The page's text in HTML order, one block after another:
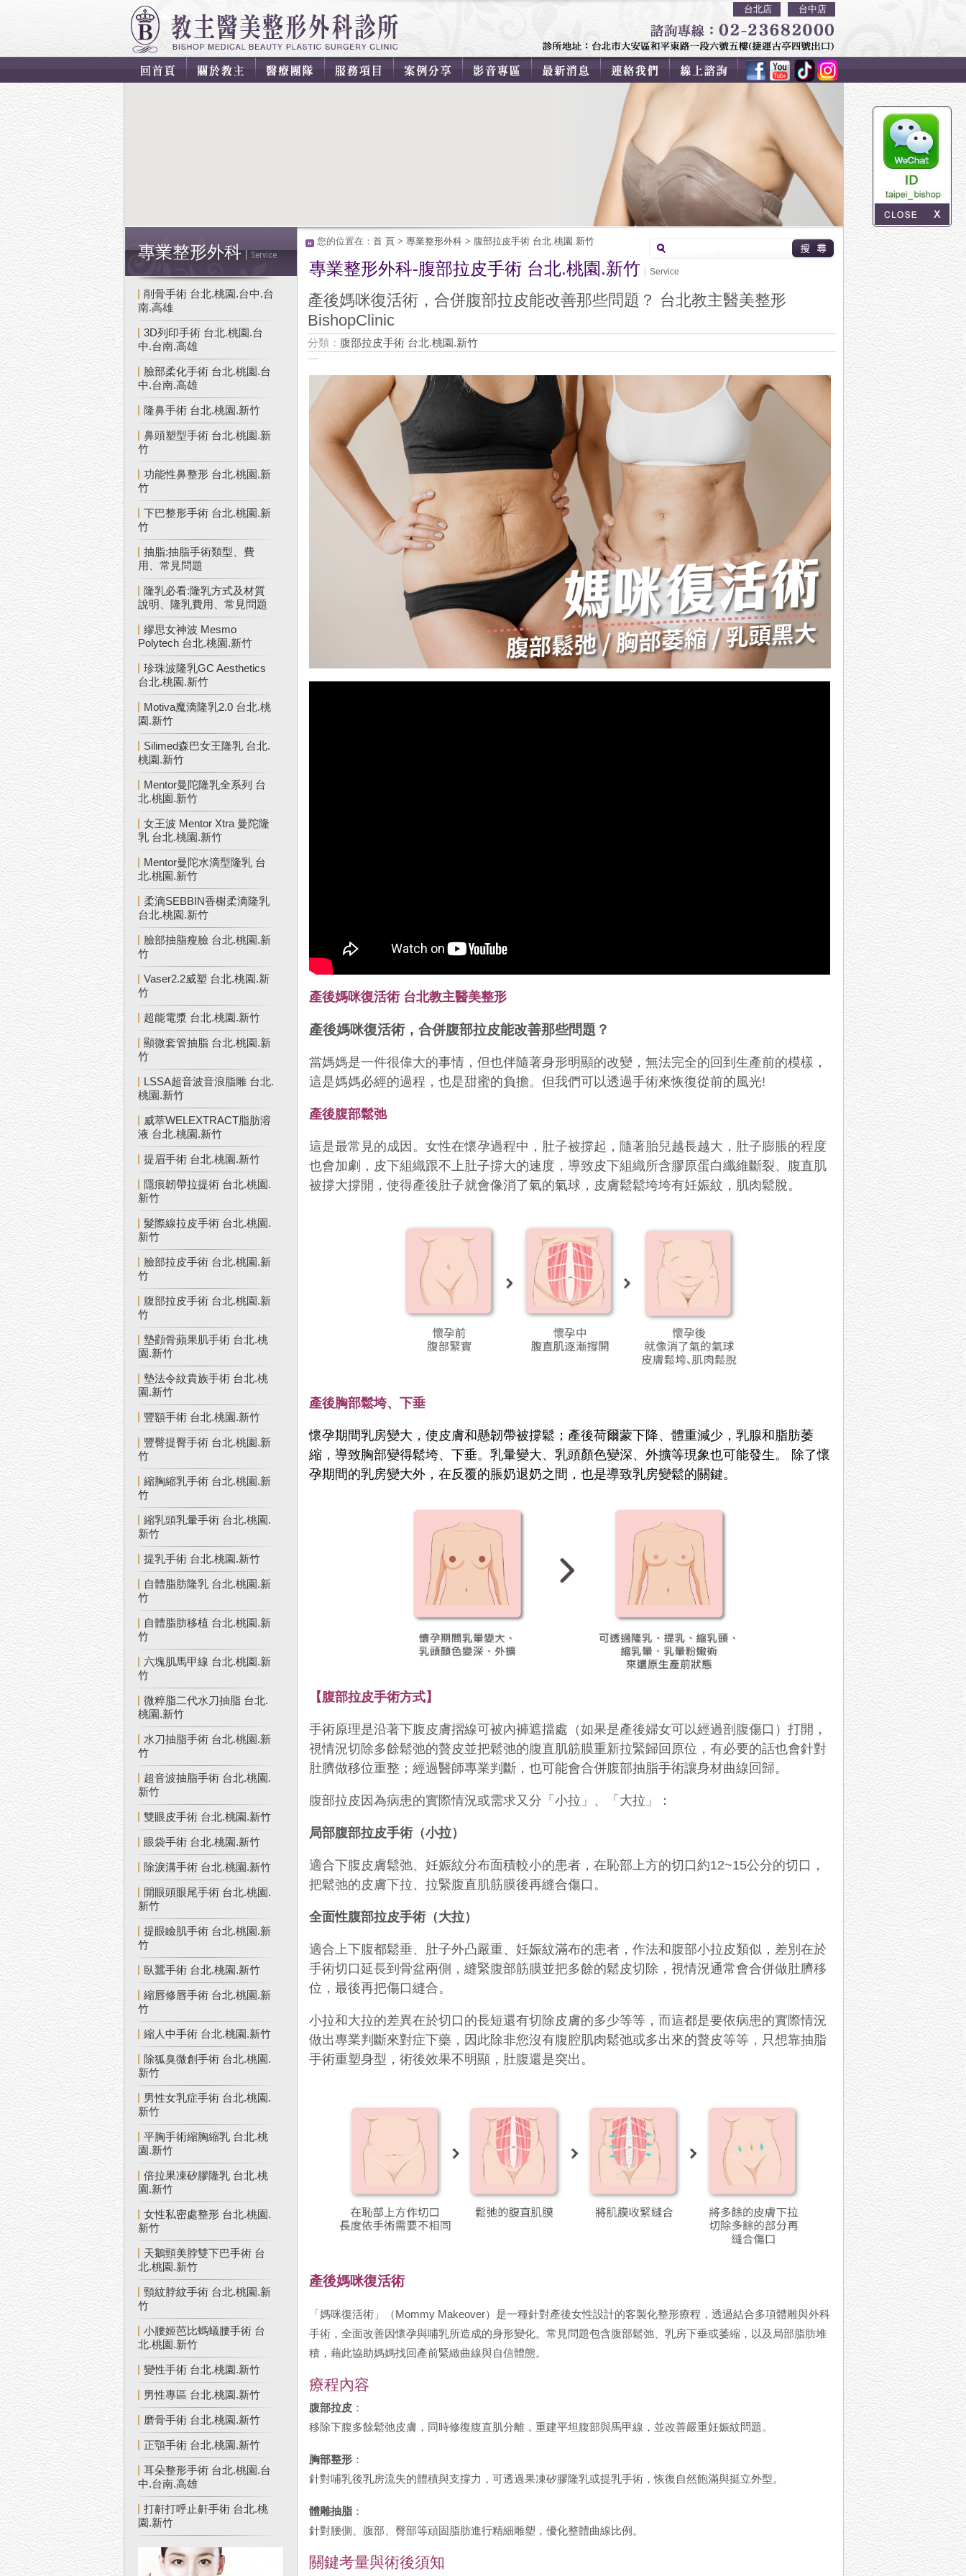
台北店 台中店
專業整形外科 Service
削骨手術 台北.桃園.台中.台
南.高雄
3D列印手術 台北.桃園.台
中.台南.高雄
臉部柔化手術 台北.桃園.台
中.台南.高雄
隆鼻手術 台北.桃園.新竹
鼻頭塑型手術 台北.桃園.新
竹
功能性鼻整形 台北.桃園.新
竹
下巴整形手術 台北.桃園.新
竹
抽脂:抽脂手術類型、費
用、常見問題
隆乳必看:隆乳方式及材質
說明、隆乳費用、常見問題
繆思女神波 Mesmo
Polytech 台北.桃園.新竹
珍珠波隆乳GC Aesthetics
台北.桃園.新竹
Motiva魔滴隆乳2.0 台北.桃
園.新竹
Silimed森巴女王隆乳 台北.
桃園.新竹
Mentor曼陀隆乳全系列 台
北.桃園.新竹
女王波 Mentor Xtra 曼陀隆
乳 台北.桃園.新竹
Mentor曼陀水滴型隆乳 台
北.桃園.新竹
柔滴SEBBIN香榭柔滴隆乳
台北.桃園.新竹
臉部抽脂瘦臉 台北.桃園.新
竹
Vaser2.2威塑 台北.桃園.新
竹
超能電漿 台北.桃園.新竹
顯微套管抽脂 台北.桃園.新
竹
LSSA超音波音浪脂雕 台北.
桃園.新竹
威萃WELEXTRACT脂肪溶
液 台北.桃園.新竹
提眉手術 台北.桃園.新竹
隱痕韌帶拉提術 台北.桃園.
新竹
髮際線拉皮手術 台北.桃園.
新竹
臉部拉皮手術 台北.桃園.新
竹
腹部拉皮手術 台北.桃園.新
竹
墊顴骨蘋果肌手術 台北.桃
園.新竹
墊法令紋貴族手術 台北.桃
園.新竹
豐額手術 台北.桃園.新竹
豐臀提臀手術 台北.桃園.新
竹
縮胸縮乳手術 台北.桃園.新
竹
縮乳頭乳暈手術 台北.桃園.
新竹
提乳手術 台北.桃園.新竹
自體脂肪隆乳 台北.桃園.新
竹
自體脂肪移植 台北.桃園.新
竹
六塊肌馬甲線 台北.桃園.新
竹
微粹脂二代水刀抽脂 台北.
桃園.新竹
水刀抽脂手術 台北.桃園.新
竹
超音波抽脂手術 台北.桃園.
新竹
雙眼皮手術 台北.桃園.新竹
眼袋手術 台北.桃園.新竹
除淚溝手術 台北.桃園.新竹
開眼頭眼尾手術 台北.桃園.
新竹
提眼瞼肌手術 台北.桃園.新
竹
臥蠶手術 台北.桃園.新竹
縮唇修唇手術 台北.桃園.新
竹
縮人中手術 台北.桃園.新竹
除狐臭微創手術 台北.桃園.
新竹
男性女乳症手術 台北.桃園.
新竹
平胸手術縮胸縮乳 台北.桃
園.新竹
倍拉果凍矽膠隆乳 台北.桃
園.新竹
女性私密處整形 台北.桃園.
新竹
天鵝頸美脖雙下巴手術 台
北.桃園.新竹
頸紋脖紋手術 台北.桃園.新
竹
小腰姬芭比螞蟻腰手術 台
北.桃園.新竹
變性手術 台北.桃園.新竹
男性專區 台北.桃園.新竹
磨骨手術 台北.桃園.新竹
正顎手術 台北.桃園.新竹
耳朵整形手術 台北.桃園.台
中.台南.高雄
打鼾打呼止鼾手術 台北.桃
園.新竹
您的位置在： 首 頁 > 專業整形外科 > 腹部拉皮手術 台北.桃園.新竹
專業整形外科-腹部拉皮手術 台北.桃園.新竹 Service
產後媽咪復活術，合併腹部拉皮能改善那些問題？ 台北教主醫美整形
BishopClinic
分類： 腹部拉皮手術 台北.桃園.新竹
產後媽咪復活術 台北教主醫美整形
產後媽咪復活術，合併腹部拉皮能改善那些問題？
當媽媽是一件很偉大的事情，但也伴隨著身形明顯的改變，無法完全的回到生產前的模樣，
這是媽媽必經的過程，也是甜蜜的負擔。但我們可以透過手術來恢復從前的風光!
產後腹部鬆弛
這是最常見的成因。女性在懷孕過程中，肚子被撐起，隨著胎兒越長越大，肚子膨脹的程度
也會加劇，皮下組織跟不上肚子撐大的速度，導致皮下組織所含膠原蛋白纖維斷裂、腹直肌
被撐大撐開，使得產後肚子就會像消了氣的氣球，皮膚鬆鬆垮垮有妊娠紋，肌肉鬆脫。
產後胸部鬆垮、下垂
懷孕期間乳房變大，使皮膚和懸韌帶被撐鬆；產後荷爾蒙下降、體重減少，乳腺和脂肪萎
縮，導致胸部變得鬆垮、下垂。乳暈變大、乳頭顏色變深、外擴等現象也可能發生。
除了懷
孕期間的乳房變大外，在反覆的脹奶退奶之間，也是導致乳房變鬆的關鍵。
【腹部拉皮手術方式】
手術原理是沿著下腹皮膚摺線可被內褲遮擋處（如果是產後婦女可以經過剖腹傷口）打開，
視情況切除多餘鬆弛的贅皮並把鬆弛的腹直肌筋膜重新拉緊歸回原位，有必要的話也會針對
肚臍做移位重整；經過醫師專業判斷，也可能會合併腹部抽脂手術讓身材曲線回歸。
腹部拉皮因為病患的實際情況或需求又分「小拉」、「大拉」：
局部腹部拉皮手術（小拉）
適合下腹皮膚鬆弛、妊娠紋分布面積較小的患者，在恥部上方的切口約12~15公分的切口，
把鬆弛的皮膚下拉、拉緊腹直肌筋膜後再縫合傷口。
全面性腹部拉皮手術（大拉）
適合上下腹都鬆垂、肚子外凸嚴重、妊娠紋滿布的患者，作法和腹部小拉皮類似，差別在於
手術切口延長到骨盆兩側，縫緊腹部筋膜並把多餘的鬆皮切除，視情況通常會合併做肚臍移
位，最後再把傷口縫合。
小拉和大拉的差異在於切口的長短還有切除皮膚的多少等等，而這都是要依病患的實際情況
做出專業判斷來對症下藥，因此除非您沒有腹腔肌肉鬆弛或多出來的贅皮等等，只想靠抽脂
手術重塑身型，術後效果不明顯，肚腹還是突出。
產後媽咪復活術
「媽咪復活術」（Mommy Makeover）是一種針對產後女性設計的客製化整形療程，透過結合多項體雕與外科
手術，全面改善因懷孕與哺乳所造成的身形變化。常見問題包含腹部鬆弛、乳房下垂或萎縮，以及局部脂肪堆
積，藉此協助媽媽找回產前緊緻曲線與自信體態。
療程內容
腹部拉皮 ：
移除下腹多餘鬆弛皮膚，同時修復腹直肌分離，重建平坦腹部與馬甲線，並改善嚴重妊娠紋問題。
胸部整形 ：
針對哺乳後乳房流失的體積與支撐力，可透過果凍矽膠隆乳或提乳手術，恢復自然飽滿與挺立外型。
體雕抽脂 ：
針對腰側、腹部、臀部等頑固脂肪進行精細雕塑，優化整體曲線比例。
關鍵考量與術後須知